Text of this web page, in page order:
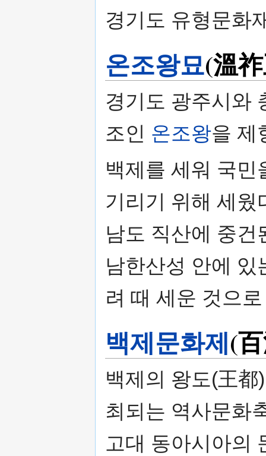
경기도 유형문화
온조왕묘(溫
경기도 광주시와
조인 온조왕을 제
백제를 세워 국
기리기 위해 세웠
남도 직산에 중
남한산성 안에
려 때 세운 것으
백제문화제(
백제의 왕도(王
최되는 역사문화
고대 동아시아의